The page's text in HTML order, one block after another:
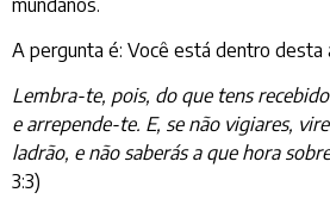
A pergunta é: Você está dentro desta
Lembra-te, pois, do que tens
e arrepende-te. E, se não vigiares,
ladrão, e não saberás a que hora
3:3)